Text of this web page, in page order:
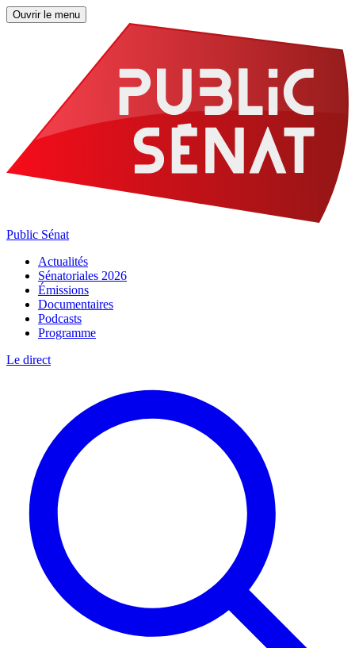
Ouvrir le menu
Public Sénat
Actualités
Sénatoriales 2026
Émissions
Documentaires
Podcasts
Programme
Le direct